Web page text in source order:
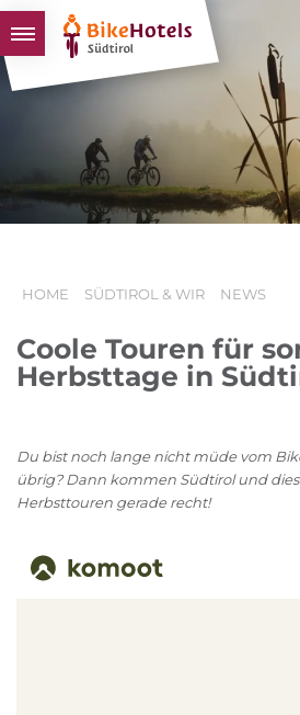
HOTELS & PAKETE
TOUREN & REVIERE
SÜDTIROL & WIR
HOME SÜDTIROL & WIR NEWS
Coole Touren für
Herbsttage in
Du bist noch lange nicht müde vom
übrig? Dann kommen Südtirol und
Herbsttouren gerade recht!